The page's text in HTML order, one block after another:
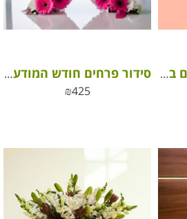
סידור פרחים ושוקולדים בהצלחה
סידור פרחים חודש המודעות לסרטן השד – עסקים
₪425